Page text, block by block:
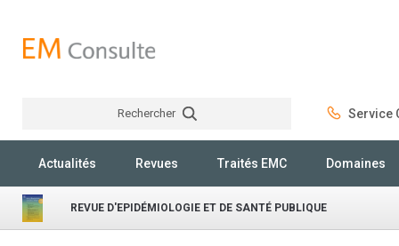
Rechercher Service
Actualités Revues Traités EMC Domaines
REVUE D'EPIDÉMIOLOGIE ET DE SANTÉ PUBLIQUE